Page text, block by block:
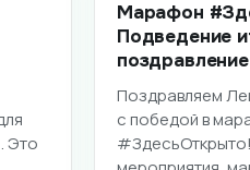
Это
Марафон
Подведение
Поздравляем
с победой в